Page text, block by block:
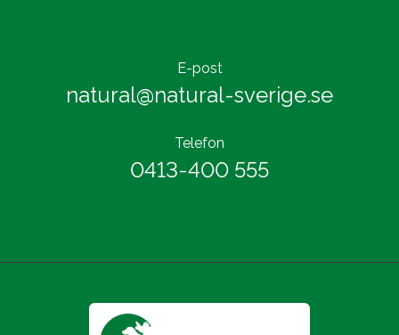
E-post
natural@natural-sverige.se
Telefon
0413-400 555